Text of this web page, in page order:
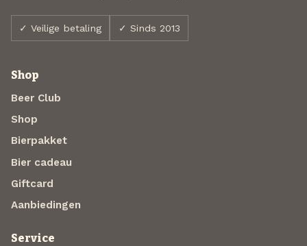
✓ Veilige betaling ✓ Sinds 2013
Shop
Beer Club
Shop
Bierpakket
Bier cadeau
Giftcard
Aanbiedingen
Service